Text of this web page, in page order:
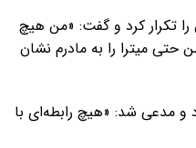
را تکرار کرد و گفت: «من هیچ
حتی میترا را به مادرم نشان
و مدعی شد: «هیچ رابطه‌ای با